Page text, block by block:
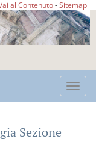
al Contenuto-Sitemap
Sezione